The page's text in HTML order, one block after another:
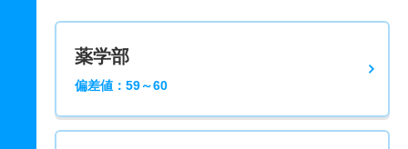
薬学部
偏差値：59～60